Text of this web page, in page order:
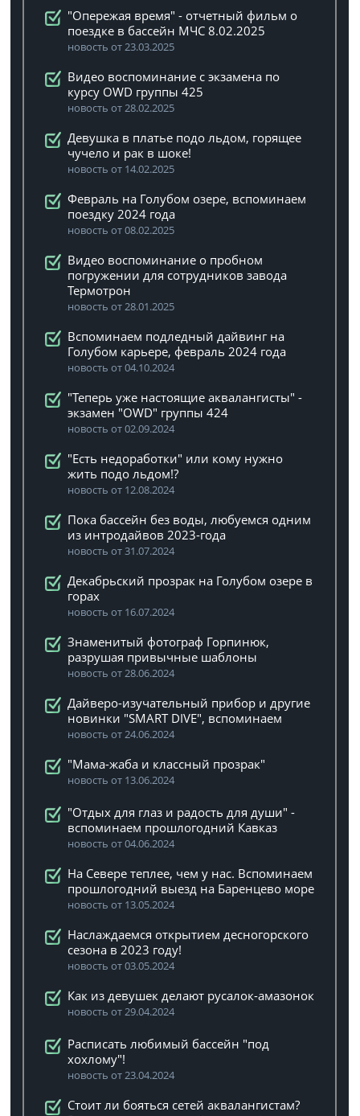
"Опережая время" - отчетный фильм о
поездке в бассейн МЧС 8.02.2025
новость от 23.03.2025
Видео воспоминание с экзамена по
курсу OWD группы 425
новость от 28.02.2025
Девушка в платье подо льдом, горящее
чучело и рак в шоке!
новость от 14.02.2025
Февраль на Голубом озере, вспоминаем
поездку 2024 года
новость от 08.02.2025
Видео воспоминание о пробном
погружении для сотрудников завода
Термотрон
новость от 28.01.2025
Вспоминаем подледный дайвинг на
Голубом карьере, февраль 2024 года
новость от 04.10.2024
"Теперь уже настоящие аквалангисты" -
экзамен "OWD" группы 424
новость от 02.09.2024
"Есть недоработки" или кому нужно
жить подо льдом!?
новость от 12.08.2024
Пока бассейн без воды, любуемся одним
из интродайвов 2023-года
новость от 31.07.2024
Декабрьский прозрак на Голубом озере в
горах
новость от 16.07.2024
Знаменитый фотограф Горпинюк,
разрушая привычные шаблоны
новость от 28.06.2024
Дайверо-изучательный прибор и другие
новинки "SMART DIVE", вспоминаем
новость от 24.06.2024
"Мама-жаба и классный прозрак"
новость от 13.06.2024
"Отдых для глаз и радость для души" -
вспоминаем прошлогодний Кавказ
новость от 04.06.2024
На Севере теплее, чем у нас. Вспоминаем
прошлогодний выезд на Баренцево море
новость от 13.05.2024
Наслаждаемся открытием десногорского
сезона в 2023 году!
новость от 03.05.2024
Как из девушек делают русалок-амазонок
новость от 29.04.2024
Расписать любимый бассейн "под
хохлому"!
новость от 23.04.2024
Стоит ли бояться сетей аквалангистам?